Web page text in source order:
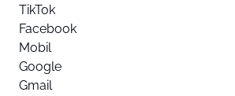
TikTok
Facebook
Mobil
Google
Gmail